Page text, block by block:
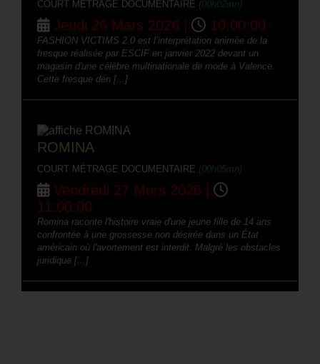
COURT MÉTRAGE DOCUMENTAIRE (00h02mn)
Jeudi 26 Mars 2026 | 10:00:00
FASHION VICTIMS 2.0 est l’interprétation animée de la
fresque réalisée par ESCIF en janvier 2022 devant un
magasin d'une célèbre multinationale de mode à Valence.
Cette fresque dén [...]
ROMINA
COURT MÉTRAGE DOCUMENTAIRE (00h05mn)
Vendredi 27 Mars 2026 |
11:00:00
Romina raconte l'histoire vraie d'une jeune fille de 14 ans
confrontée à une grossesse non désirée dans un État
américain où l'avortement est interdit. Malgré les obstacles
juridique [...]